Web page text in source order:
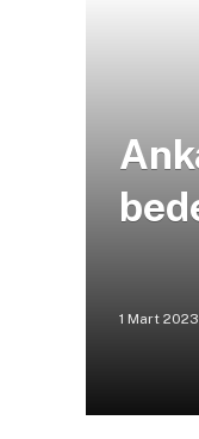
1 Mart 2023